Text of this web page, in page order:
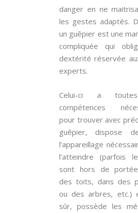
danger en ne
les gestes adaptés.
un guêpier est une
compliquée qui
dextérité réservée
experts.
Celui-ci a
compétences
pour trouver avec
guêpier, dispose
l’appareillage
l’atteindre (parfois
sont hors de
des toits, dans des
ou des arbres, etc.)
sûr, possède les